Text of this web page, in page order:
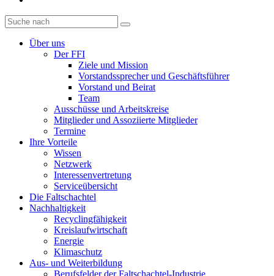
Diese
Website
durchsuchen
Über uns
Der FFI
Ziele und Mission
Vorstandssprecher und Geschäftsführer
Vorstand und Beirat
Team
Ausschüsse und Arbeitskreise
Mitglieder und Assoziierte Mitglieder
Termine
Ihre Vorteile
Wissen
Netzwerk
Interessenvertretung
Serviceübersicht
Die Faltschachtel
Nachhaltigkeit
Recyclingfähigkeit
Kreislaufwirtschaft
Energie
Klimaschutz
Aus- und Weiterbildung
Berufsfelder der Faltschachtel-Industrie